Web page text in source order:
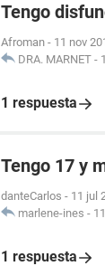
Tengo
Afroman - 11 nov
DRA. MARNET -
1 respuesta
Tengo 17 y
danteCarlos - 11 jul
marlene-ines -
1 respuesta